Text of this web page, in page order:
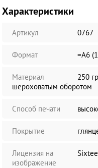
Характеристики
Артикул 0767
Формат ≈А6
Материал
250
шероховатым оборотом
Способ печати
Покрытие
Лицензия на
изображение